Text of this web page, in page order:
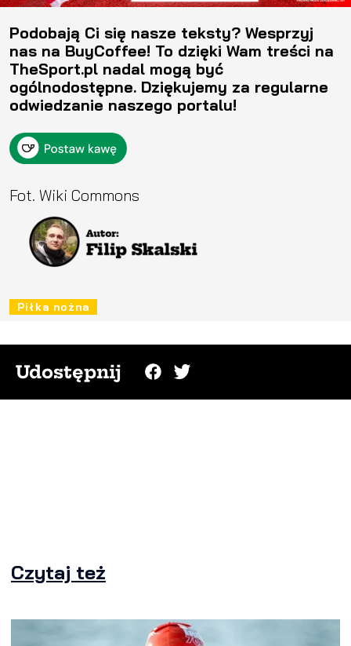
Podobają Ci się nasze teksty? Wesprzyj
nas na BuyCoffee! To dzięki Wam treści na
TheSport.pl nadal mogą być
ogólnodostępne. Dziękujemy za regularne
odwiedzanie naszego portalu!
Fot. Wiki Commons
Piłka nożna
Udostępnij
Czytaj też